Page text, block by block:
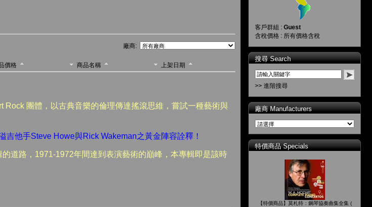
廠商:
價格 商品名稱
上架日期
團體，以古典音樂的倫理傳達搖滾思維，嘗試一種藝術與
他手Steve Howe與Rick Wakeman之黃金陣容詮釋！
道路，1971-1972年間達到表演藝術的巔峰，本專輯即是該時
客戶群組 : Guest
含稅價格 : 所有價格含稅
搜尋 Search
>> 進階搜尋
廠商 Manufacturers
特價商品 Specials
【特價商品】莫札特：鋼琴協奏曲集全集 (